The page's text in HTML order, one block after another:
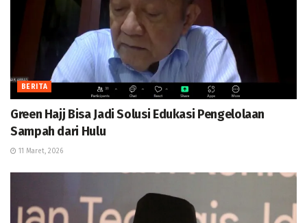
BERITA
Green Hajj Bisa Jadi Solusi Edukasi Pengelolaan
Sampah dari Hulu
11 Maret, 2026